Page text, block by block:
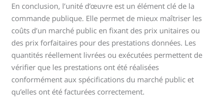
En conclusion, l’unité d’œuvre est un élément clé de la
commande publique. Elle permet de mieux maîtriser les
coûts d’un marché public en fixant des prix unitaires ou
des prix forfaitaires pour des prestations données. Les
quantités réellement livrées ou exécutées permettent de
vérifier que les prestations ont été réalisées
conformément aux spécifications du marché public et
qu’elles ont été facturées correctement.